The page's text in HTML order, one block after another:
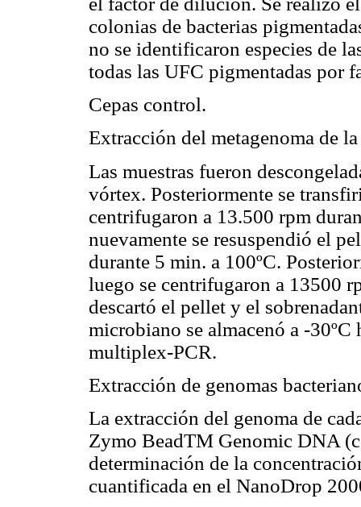
colonias de bacterias
no se identificaron especies de
todas las UFC pigmentadas por
Cepas control.
Extracción del metagenoma de
Las muestras fueron
vórtex. Posteriormente se
centrifugaron a 13.500 rpm
nuevamente se resuspendió el
durante 5 min. a 100ºC.
luego se centrifugaron a 13500
descartó el pellet y el
microbiano se almacenó a -
multiplex-PCR.
Extracción de genomas
La extracción del genoma de
Zymo BeadTM Genomic DNA
determinación de la
cuantificada en el NanoDrop